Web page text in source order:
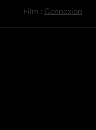
Film : Connexion